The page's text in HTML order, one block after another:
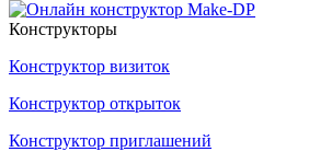
Конструкторы
Конструктор визиток
Конструктор открыток
Конструктор приглашений